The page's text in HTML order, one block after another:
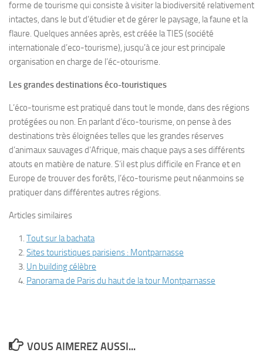
forme de tourisme qui consiste à visiter la biodiversité relativement
intactes, dans le but d’étudier et de gérer le paysage, la faune et la
flaure. Quelques années après, est créée la TIES (société
internationale d’eco-tourisme), jusqu’à ce jour est principale
organisation en charge de l’éc-otourisme.
Les grandes destinations éco-touristiques
L’éco-tourisme est pratiqué dans tout le monde, dans des régions
protégées ou non. En parlant d’éco-tourisme, on pense à des
destinations très éloignées telles que les grandes réserves
d’animaux sauvages d’Afrique, mais chaque pays a ses différents
atouts en matière de nature. S’il est plus difficile en France et en
Europe de trouver des forêts, l’éco-tourisme peut néanmoins se
pratiquer dans différentes autres régions.
Articles similaires
Tout sur la bachata
Sites touristiques parisiens : Montparnasse
Un building célèbre
Panorama de Paris du haut de la tour Montparnasse
VOUS AIMEREZ AUSSI...